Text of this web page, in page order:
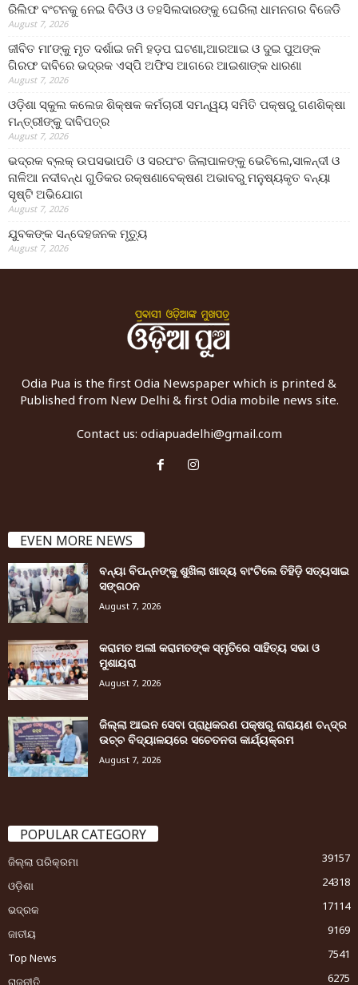
ରିଲିଫ ବଂଟନକୁ ନେଇ ବିଡିଓ ଓ ତହସିଲଦାରଙ୍କୁ ଘେରିଲା ଧାମନଗର ବିଜେଡି
August 7, 2026
ଜୀବିତ ମା’ଙ୍କୁ ମୃତ ଦର୍ଶାଇ ଜମି ହଡ଼ପ ଘଟଣା,ଆରଆଇ ଓ ଦୁଇ ପୁଅଙ୍କ
ଗିରଫ ଦାବିରେ ଭଦ୍ରକ ଏସ୍‌ପି ଅଫିସ ଆଗରେ ଆଇଶାଙ୍କ ଧାରଣା
August 7, 2026
ଓଡ଼ିଶା ସ୍କୁଲ କଲେଜ ଶିକ୍ଷକ କର୍ମଚାରୀ ସମନ୍ୱୟ ସମିତି ପକ୍ଷରୁ ଗଣଶିକ୍ଷା
ମନ୍ତ୍ରୀଙ୍କୁ ଦାବିପତ୍ର
August 7, 2026
ଭଦ୍ରକ ବ୍ଲକ୍ ଉପସଭାପତି ଓ ସରପଂଚ ଜିଲାପାଳଙ୍କୁ ଭେଟିଲେ,ସାଳନ୍ଦୀ ଓ
ନାଳିଆ ନଦୀବନ୍ଧ ଗୁଡିକର ରକ୍ଷଣାବେକ୍ଷଣ ଅଭାବରୁ ମନୁଷ୍ୟକୃତ ବନ୍ୟା
ସୃଷ୍ଟି ଅଭିଯୋଗ
August 7, 2026
ଯୁବକଙ୍କ ସନ୍ଦେହଜନକ ମୃତ୍ୟୁ
August 7, 2026
Odia Pua is the first Odia Newspaper which is printed &
Published from New Delhi & first Odia mobile news site.
Contact us: odiapuadelhi@gmail.com
EVEN MORE NEWS
ବନ୍ୟା ବିପନ୍ନଙ୍କୁ ଶୁଖିଲା ଖାଦ୍ୟ ବାଂଟିଲେ ତିହିଡି଼ ସତ୍ୟସାଇ
ସଙ୍ଗଠନ
August 7, 2026
କରାମତ ଅଲୀ କରାମତଙ୍କ ସ୍ମୃତିରେ ସାହିତ୍ୟ ସଭା ଓ
ମୁଶାୟରା
August 7, 2026
ଜିଲ୍ଲା ଆଇନ ସେବା ପ୍ରାଧିକରଣ ପକ୍ଷରୁ ନାରାୟଣ ଚନ୍ଦ୍ର
ଉଚ୍ଚ ବିଦ୍ୟାଳୟରେ ସଚେତନତା କାର୍ଯ୍ୟକ୍ରମ
August 7, 2026
POPULAR CATEGORY
ଜିଲ୍ଲା ପରିକ୍ରମା
39157
ଓଡ଼ିଶା
24318
ଭଦ୍ରକ
17114
ଜାତୀୟ
9169
Top News
7541
ରାଜନୀତି
6275